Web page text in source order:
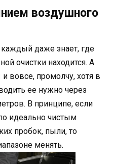
воздушного
даже знает, где
очистки находится. А
вовсе, промолчу, хотя в
ее нужно через
В принципе, если
идеально чистым
пробок, пыли, то
менять.